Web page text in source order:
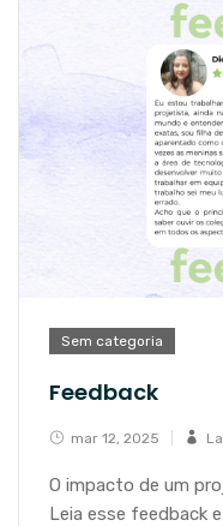
Sem categoria
Feedback
mar 12, 2025
O impacto de um
Leia esse feedback